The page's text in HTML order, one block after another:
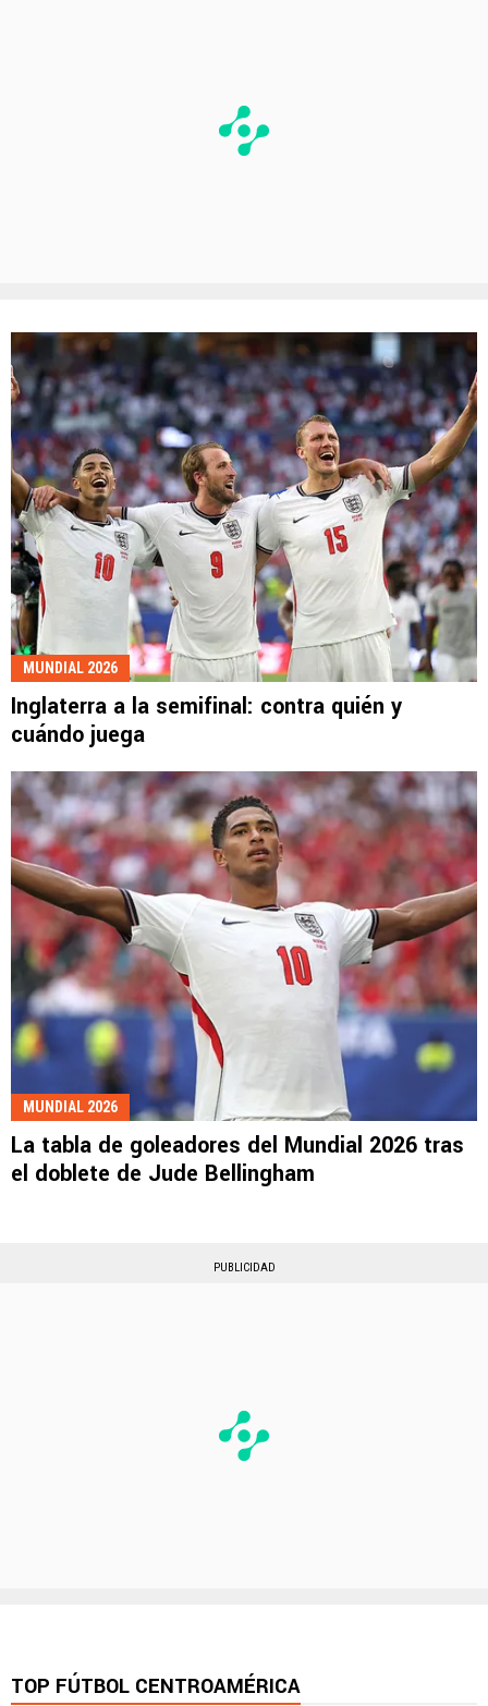
MUNDIAL 2026
Inglaterra a la semifinal: contra quién y
cuándo juega
MUNDIAL 2026
La tabla de goleadores del Mundial 2026 tras
el doblete de Jude Bellingham
PUBLICIDAD
TOP FÚTBOL CENTROAMÉRICA